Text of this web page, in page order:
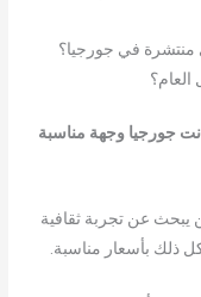
منتشرة في جورجيا؟
العام؟
جورجيا وجهة مناسبة
يبحث عن تجربة ثقافية
ذلك بأسعار مناسبة.